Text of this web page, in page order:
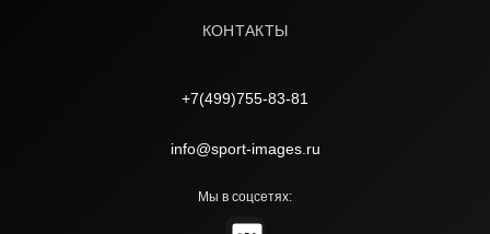
КОНТАКТЫ
+7(499)755-83-81
info@sport-images.ru
Мы в соцсетях: